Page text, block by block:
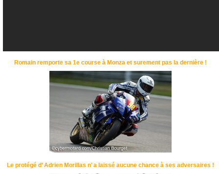
Romain remporte sa 1e course à Monza et surement pas la dernière !
Le protégé d’ Adrien Morillas n’ a laissé aucune chance à ses adversaires !